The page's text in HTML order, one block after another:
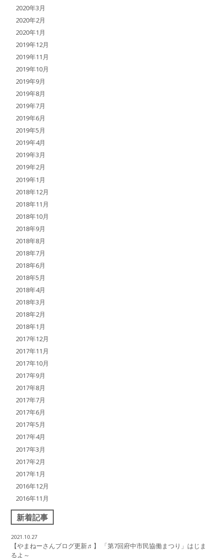
2020年3月
2020年2月
2020年1月
2019年12月
2019年11月
2019年10月
2019年9月
2019年8月
2019年7月
2019年6月
2019年5月
2019年4月
2019年3月
2019年2月
2019年1月
2018年12月
2018年11月
2018年10月
2018年9月
2018年8月
2018年7月
2018年6月
2018年5月
2018年4月
2018年3月
2018年2月
2018年1月
2017年12月
2017年11月
2017年10月
2017年9月
2017年8月
2017年7月
2017年6月
2017年5月
2017年4月
2017年3月
2017年2月
2017年1月
2016年12月
2016年11月
新着記事
2021.10.27
【やまねーさんブログ更新♬】 「第7回府中市民協働まつり」はじま
るよ～